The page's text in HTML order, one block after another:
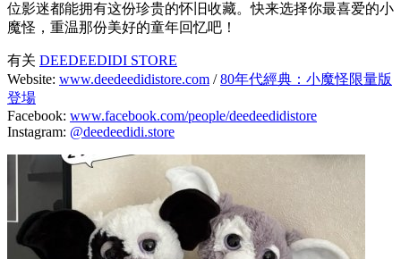
位影迷都能拥有这份珍贵的怀旧收藏。快来选择你最喜爱的小
魔怪，重温那份美好的童年回忆吧！
有关 DEEDEEDIDI STORE
Website: www.deedeedidistore.com /80年代經典：小魔怪限量版
登場
Facebook: www.facebook.com/people/deedeedidistore
Instagram: @deedeedidi.store